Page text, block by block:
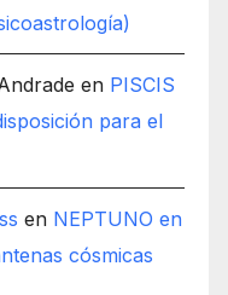
en PISCIS
para el
en NEPTUNO en
cósmicas